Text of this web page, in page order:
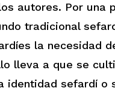
autores. Por una
tradicional
la necesidad
lleva a que se
identidad sefardí o